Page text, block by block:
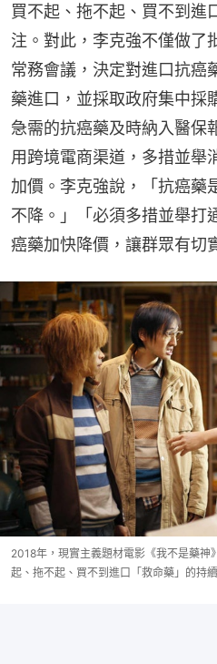
買不起、拖不起、買不到進
注。對此，李克強不僅做了
常務會議，決定對進口抗癌
藥進口，並採取政府集中採
急需的抗癌藥及時納入醫保
用跨境電商渠道，多措並舉
加價。李克強說，「抗癌藥
不降。」「必須多措並舉打
癌藥加快降價，讓群眾有切
2018年，現實主義題材電影《我不是藥
起、拖不起、買不到進口「救命藥」的持